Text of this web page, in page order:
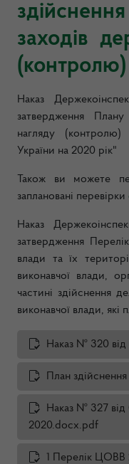
заходів
(контролю)
Наказ
затвердження
нагляду (контролю)
України на 2020 рік"
Також ви можете
заплановані перевірки
Наказ
затвердження
влади та їх
виконавчої влади,
частині здійснення
виконавчої влади, які
Наказ № 320 від
План
Наказ № 327
2020.docx.pdf
1 Перелік ЦОВВ